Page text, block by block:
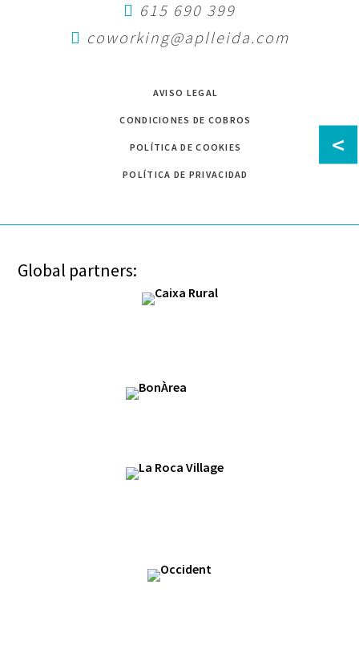
615 690 399
coworking@aplleida.com
AVISO LEGAL
CONDICIONES DE COBROS
POLÍTICA DE COOKIES
POLÍTICA DE PRIVACIDAD
Global partners:
<